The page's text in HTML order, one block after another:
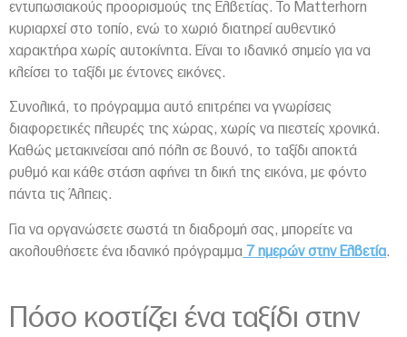
εντυπωσιακούς προορισμούς της Ελβετίας. Το Matterhorn
κυριαρχεί στο τοπίο, ενώ το χωριό διατηρεί αυθεντικό
χαρακτήρα χωρίς αυτοκίνητα. Είναι το ιδανικό σημείο για να
κλείσει το ταξίδι με έντονες εικόνες.
Συνολικά, το πρόγραμμα αυτό επιτρέπει να γνωρίσεις
διαφορετικές πλευρές της χώρας, χωρίς να πιεστείς χρονικά.
Καθώς μετακινείσαι από πόλη σε βουνό, το ταξίδι αποκτά
ρυθμό και κάθε στάση αφήνει τη δική της εικόνα, με φόντο
πάντα τις Άλπεις.
Για να οργανώσετε σωστά τη διαδρομή σας, μπορείτε να
ακολουθήσετε ένα ιδανικό πρόγραμμα 7 ημερών στην Ελβετία.
Πόσο κοστίζει ένα ταξίδι στην